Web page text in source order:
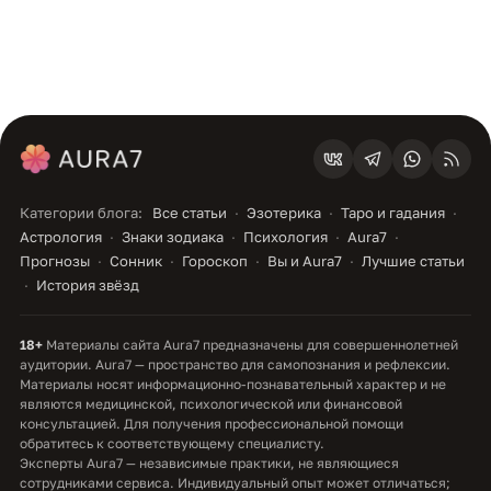
специалистом из
каталога экспертов Aura7
символике, а решение всегда остаётся за вами.
Частые вопросы
Оберег обязательно должны дарить или можно
купить самому?Можно и самому: поверье
«только в подарок» касается лишь части
традиций. Осознанно выбранная для себя вещь
ничем не хуже подаренной.
Категории блога: Все статьи Эзотерика
Таро и гадания
Астрология
Знаки зодиака Психология
Aura7
Прогнозы
Сонник Гороскоп Вы и Aura7
Лучшие статьи
История звёзд
18+ Материалы сайта Aura7 предназначены для совершеннолетней
аудитории. Aura7 — пространство для самопознания и рефлексии.
Материалы носят информационно-познавательный характер и не
являются медицинской, психологической или финансовой
консультацией. Для получения профессиональной помощи
обратитесь к соответствующему специалисту.
Эксперты Aura7 — независимые практики, не являющиеся
сотрудниками сервиса. Индивидуальный опыт может отличаться;